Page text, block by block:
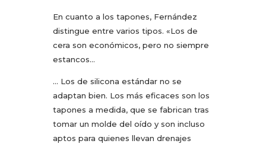
En cuanto a los tapones, Fernández
distingue entre varios tipos. «Los de
cera son económicos, pero no siempre
estancos…
… Los de silicona estándar no se
adaptan bien. Los más eficaces son los
tapones a medida, que se fabrican tras
tomar un molde del oído y son incluso
aptos para quienes llevan drenajes